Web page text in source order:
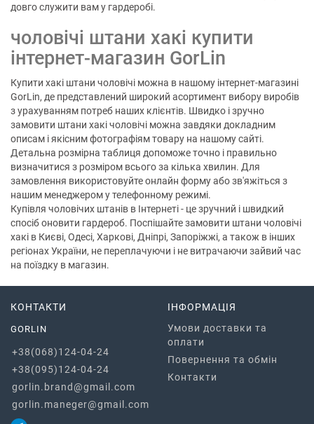
довго служити вам у гардеробі.
чоловічі штани хакі купити
інтернет-магазин GorLin
Купити хакі штани чоловічі можна в нашому інтернет-магазині
GorLin, де представлений широкий асортимент вибору виробів
з урахуванням потреб наших клієнтів. Швидко і зручно
замовити штани хакі чоловічі можна завдяки докладним
описам і якісним фотографіям товару на нашому сайті.
Детальна розмірна таблиця допоможе точно і правильно
визначитися з розміром всього за кілька хвилин. Для
замовлення використовуйте онлайн форму або зв'яжіться з
нашим менеджером у телефонному режимі.
Купівля чоловічих штанів в Інтернеті - це зручний і швидкий
спосіб оновити гардероб. Поспішайте замовити штани чоловічі
хакі в Києві, Одесі, Харкові, Дніпрі, Запоріжжі, а також в інших
регіонах України, не переплачуючи і не витрачаючи зайвий час
на поїздку в магазин.
КОНТАКТИ
GORLIN
+38(068)124-04-24
+38(095)124-04-24
gorlin.brand@gmail.com
gorlin.maneger@gmail.com
ІНФОРМАЦІЯ
Умови доставки та
оплати
Повернення та обмін
Контакти